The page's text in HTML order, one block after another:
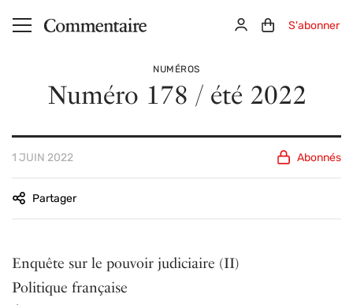
Aller au contenu principal ConnexionPanier (0)
S'abonner
NUMÉROS
Numéro 178 / été 2022
1 JUIN 2022 Abonnés
Partager
Sommaire
Enquête sur le pouvoir judiciaire (II)
Politique française